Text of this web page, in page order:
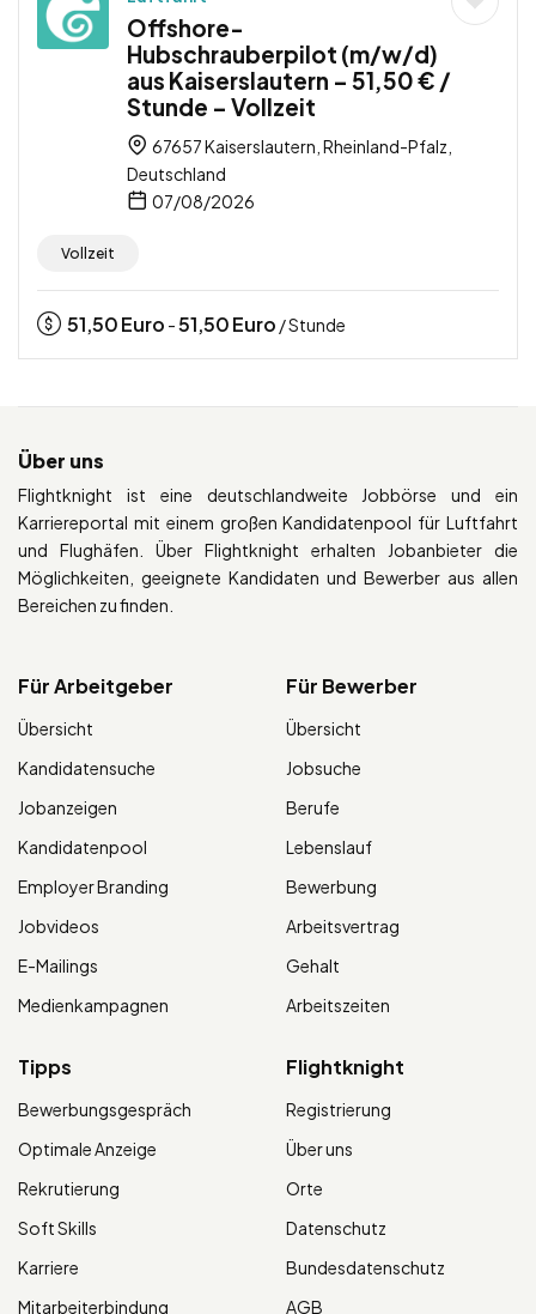
Offshore-
Hubschrauberpilot (m/w/d)
aus Kaiserslautern – 51,50 € /
Stunde – Vollzeit
67657 Kaiserslautern, Rheinland-Pfalz,
Deutschland
07/08/2026
Vollzeit
51,50Euro -51,50Euro / Stunde
Über uns
Flightknight ist eine deutschlandweite Jobbörse und ein
Karriereportal mit einem großen Kandidatenpool für Luftfahrt
und Flughäfen. Über Flightknight erhalten Jobanbieter die
Möglichkeiten, geeignete Kandidaten und Bewerber aus allen
Bereichen zu finden.
Für Arbeitgeber
Übersicht
Kandidatensuche
Jobanzeigen
Kandidatenpool
Employer Branding
Jobvideos
E-Mailings
Medienkampagnen
Für Bewerber
Übersicht
Jobsuche
Berufe
Lebenslauf
Bewerbung
Arbeitsvertrag
Gehalt
Arbeitszeiten
Tipps
Bewerbungsgespräch
Optimale Anzeige
Rekrutierung
Soft Skills
Karriere
Mitarbeiterbindung
Flightknight
Registrierung
Über uns
Orte
Datenschutz
Bundesdatenschutz
AGB